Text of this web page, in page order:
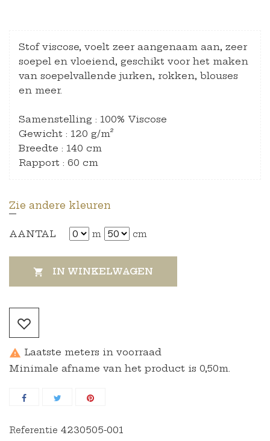
Stof viscose, voelt zeer aangenaam aan, zeer
soepel en vloeiend, geschikt voor het maken
van soepelvallende jurken, rokken, blouses
en meer.
Samenstelling : 100% Viscose
Gewicht : 120 g/m²
Breedte : 140 cm
Rapport : 60 cm
Zie andere kleuren
AANTAL m cm
 IN WINKELWAGEN
 Laatste meters in voorraad
Minimale afname van het product is 0,50m.
Referentie 4230505-001